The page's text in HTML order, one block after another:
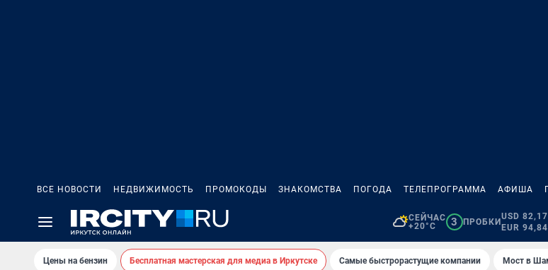
ВСЕ НОВОСТИ НЕДВИЖИМОСТЬ ПРОМОКОДЫ ЗНАКОМСТВА ПОГОДА ТЕЛЕПРОГРАММА АФИША
СЕЙЧАС
+20°C
3 ПРОБКИ
USD 82,17
EUR 94,84
Цены на бензин Бесплатная мастерская для медиа в Иркутске Самые быстрорастущие компании Мост в